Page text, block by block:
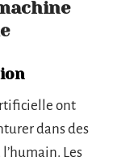
ont
dans des
Les